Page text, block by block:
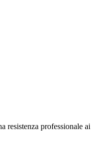
resistenza professionale ai